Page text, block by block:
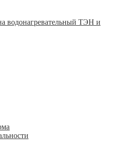
водонагревательный ТЭН и